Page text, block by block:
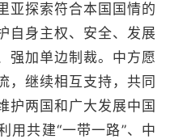
亚探索符合本国国情的
自身主权、安全、发展
强加单边制裁。中方愿
，继续相互支持，共同
护两国和广大发展中国
用共建“一带一路”、中